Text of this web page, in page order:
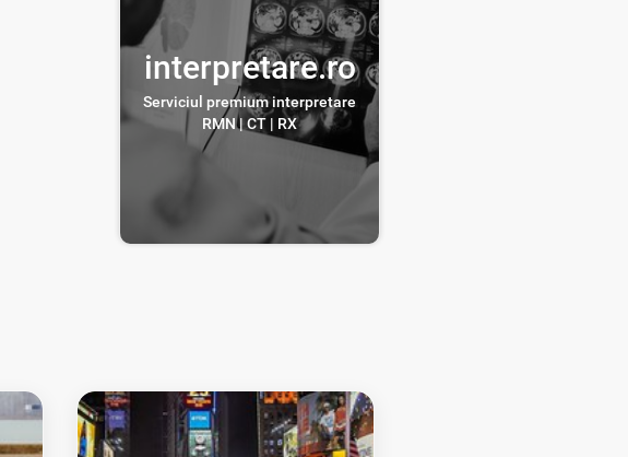
interpretare.ro
Serviciul premium interpretare
RMN | CT | RX